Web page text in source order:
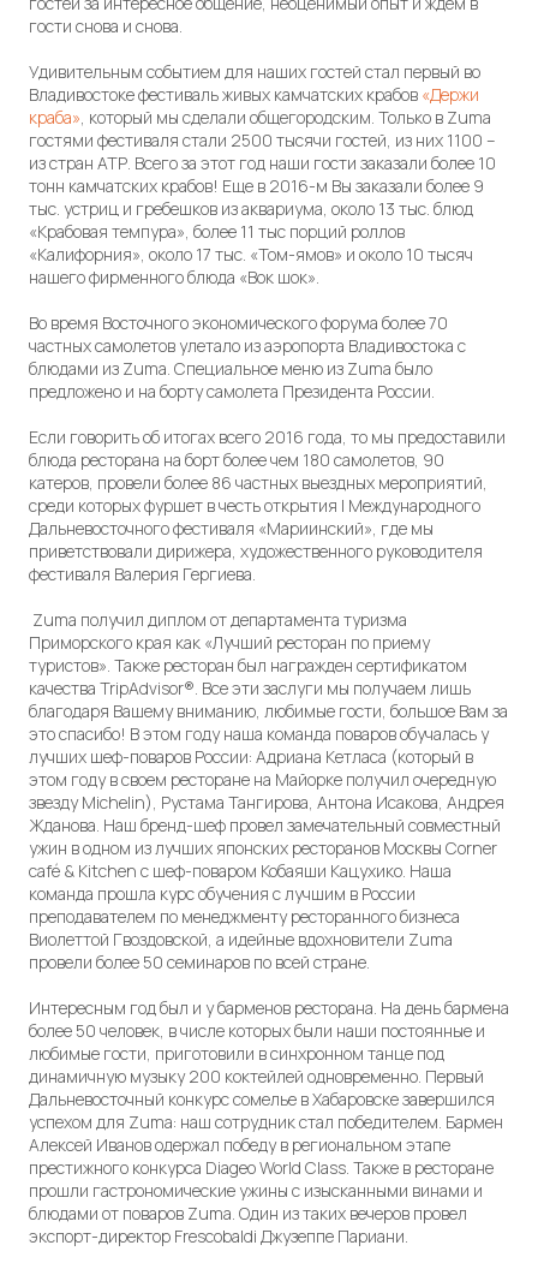
гости снова и снова.
Удивительным событием для наших гостей стал первый во
Владивостоке фестиваль живых камчатских крабов «Держи
краба», который мы сделали общегородским. Только в Zuma
гостями фестиваля стали 2500 тысячи гостей, из них 1100 –
из стран АТР. Всего за этот год наши гости заказали более 10
тонн камчатских крабов! Еще в 2016-м Вы заказали более 9
тыс. устриц и гребешков из аквариума, около 13 тыс. блюд
«Крабовая темпура», более 11 тыс порций роллов
«Калифорния», около 17 тыс. «Том-ямов» и около 10 тысяч
нашего фирменного блюда «Вок шок».
Во время Восточного экономического форума более 70
частных самолетов улетало из аэропорта Владивостока с
блюдами из Zuma. Специальное меню из Zuma было
предложено и на борту самолета Президента России.
Если говорить об итогах всего 2016 года, то мы предоставили
блюда ресторана на борт более чем 180 самолетов, 90
катеров, провели более 86 частных выездных мероприятий,
среди которых фуршет в честь открытия I Международного
Дальневосточного фестиваля «Мариинский», где мы
приветствовали дирижера, художественного руководителя
фестиваля Валерия Гергиева.
Zuma получил диплом от департамента туризма
Приморского края как «Лучший ресторан по приему
туристов». Также ресторан был награжден сертификатом
качества TripAdvisor®. Все эти заслуги мы получаем лишь
благодаря Вашему вниманию, любимые гости, большое Вам за
это спасибо! В этом году наша команда поваров обучалась у
лучших шеф-поваров России: Адриана Кетласа (который в
этом году в своем ресторане на Майорке получил очередную
звезду Michelin), Рустама Тангирова, Антона Исакова, Андрея
Жданова. Наш бренд-шеф провел замечательный совместный
ужин в одном из лучших японских ресторанов Москвы Corner
café & Kitchen с шеф-поваром Кобаяши Кацухико. Наша
команда прошла курс обучения с лучшим в России
преподавателем по менеджменту ресторанного бизнеса
Виолеттой Гвоздовской, а идейные вдохновители Zuma
провели более 50 семинаров по всей стране.
Интересным год был и у барменов ресторана. На день бармена
более 50 человек, в числе которых были наши постоянные и
любимые гости, приготовили в синхронном танце под
динамичную музыку 200 коктейлей одновременно. Первый
Дальневосточный конкурс сомелье в Хабаровске завершился
успехом для Zuma: наш сотрудник стал победителем. Бармен
Алексей Иванов одержал победу в региональном этапе
престижного конкурса Diageo World Class. Также в ресторане
прошли гастрономические ужины с изысканными винами и
блюдами от поваров Zuma. Один из таких вечеров провел
экспорт-директор Frescobaldi Джузеппе Париани.